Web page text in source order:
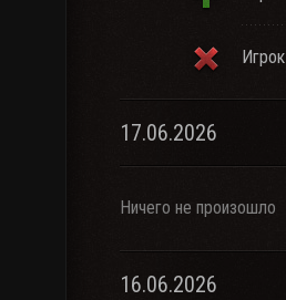
Игрок
17.06.2026
Ничего не произошло
16.06.2026